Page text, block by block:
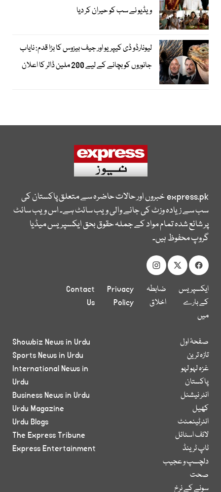
ویڈیو نے سب کو حیران کر دیا
لیونارڈو ڈی کیپریو اور جیف بیزوس کا بڑا قدم: نایاب
جانوروں کو بچانے کے لیے 200 ملین ڈالر کا اعلان
express.pkخبروں اور حالات حاضرہ سے متعلق پاکستان کی
سب سے زیادہ وزٹ کی جانے والی ویب سائٹ ہے۔ اس ویب سائٹ
پر شائع شدہ تمام مواد کے جملہ حقوق بحق ایکسپریس میڈیا
گروپ محفوظ ہیں۔
ایکسپریس
کے بارے
میں
ضابطہ
اخلاق
Privacy
Policy
Contact
Us
صفحۂ اول
تازہ ترین
غزہ لہو لہو
پاکستان
انٹر نیشنل
کھیل
انٹرٹینمنٹ
لائف اسٹائل
ٹاپ ٹرینڈ
دلچسپ و عجیب
صحت
سونے کے نرخ
Showbiz News in Urdu
Sports News in Urdu
International News in
Urdu
Business News in Urdu
Urdu Magazine
Urdu Blogs
The Express Tribune
Express Entertainment